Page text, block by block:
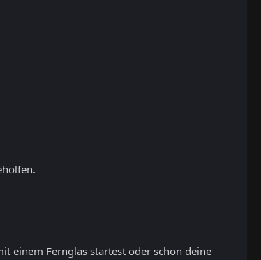
einem Fernglas startest oder schon deine